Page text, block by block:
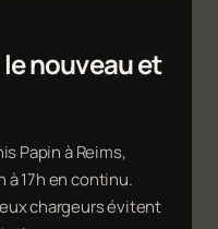
nouveau et
Papin à Reims,
à 17h en continu.
chargeurs évitent